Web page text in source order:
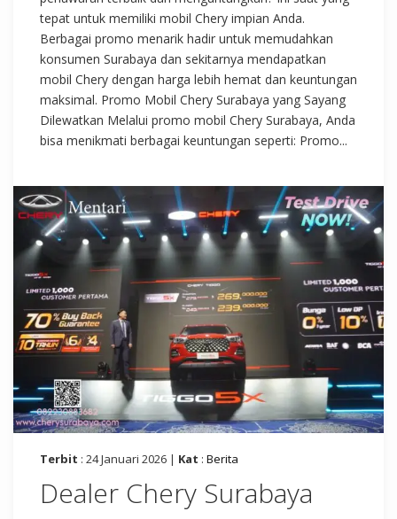
tepat untuk memiliki mobil Chery impian Anda.
Berbagai promo menarik hadir untuk memudahkan
konsumen Surabaya dan sekitarnya mendapatkan
mobil Chery dengan harga lebih hemat dan keuntungan
maksimal. Promo Mobil Chery Surabaya yang Sayang
Dilewatkan Melalui promo mobil Chery Surabaya, Anda
bisa menikmati berbagai keuntungan seperti: Promo...
Terbit : 24 Januari 2026 | Kat : Berita
Dealer Chery Surabaya